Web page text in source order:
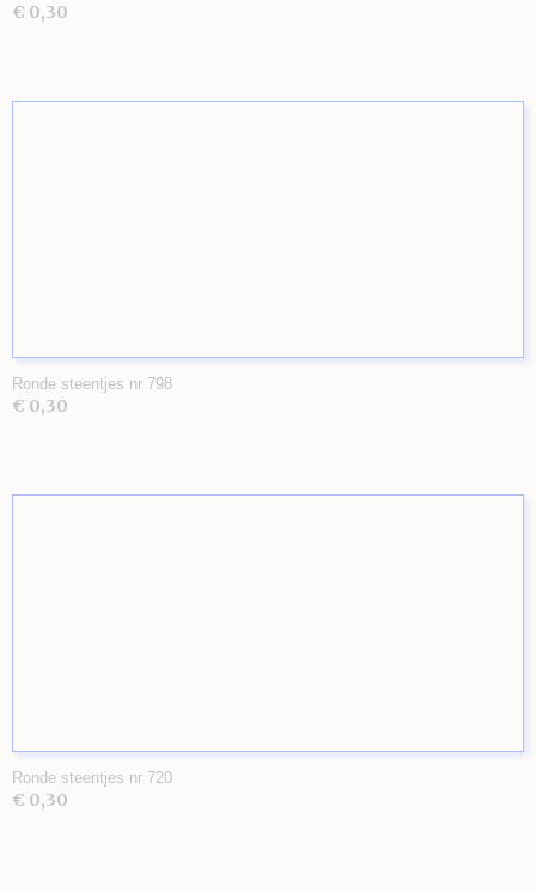
€ 0,30
Ronde steentjes nr 798
€ 0,30
Ronde steentjes nr 720
€ 0,30